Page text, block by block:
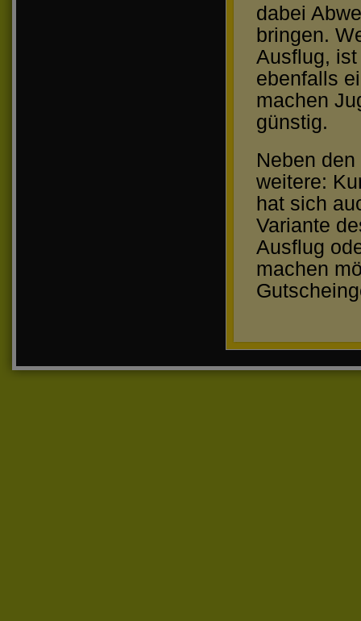
dabei
bringen.
Ausflug,
ebenfalls
machen
günstig.
Neben
weitere:
hat sich
Variante
Ausflug
machen